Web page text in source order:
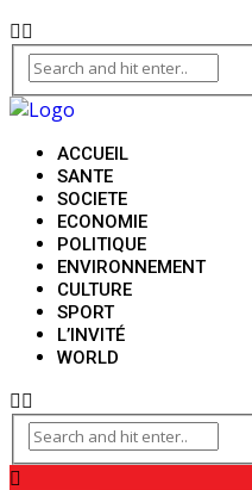
ACCUEIL
SANTE
SOCIETE
ECONOMIE
POLITIQUE
ENVIRONNEMENT
CULTURE
SPORT
L’INVITÉ
WORLD